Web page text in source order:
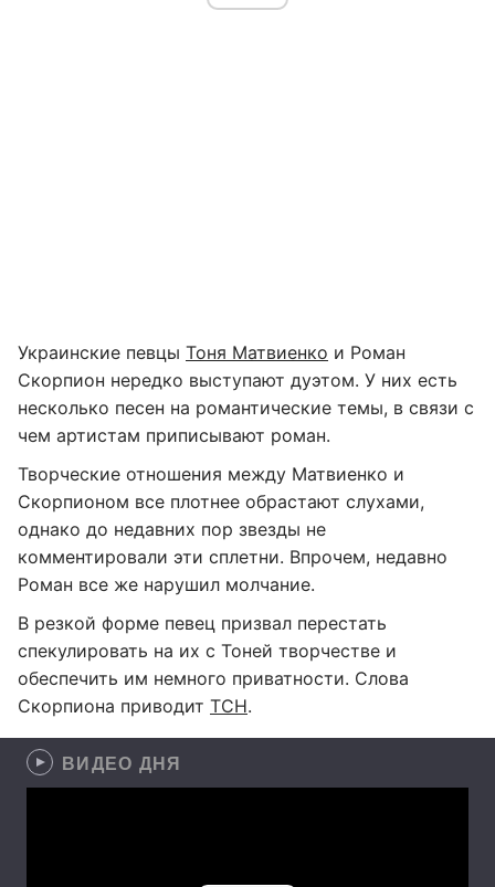
Украинские певцы Тоня Матвиенко и Роман
Скорпион нередко выступают дуэтом. У них есть
несколько песен на романтические темы, в связи с
чем артистам приписывают роман.
Творческие отношения между Матвиенко и
Скорпионом все плотнее обрастают слухами,
однако до недавних пор звезды не
комментировали эти сплетни. Впрочем, недавно
Роман все же нарушил молчание.
В резкой форме певец призвал перестать
спекулировать на их с Тоней творчестве и
обеспечить им немного приватности. Слова
Скорпиона приводит ТСН.
ВИДЕО ДНЯ